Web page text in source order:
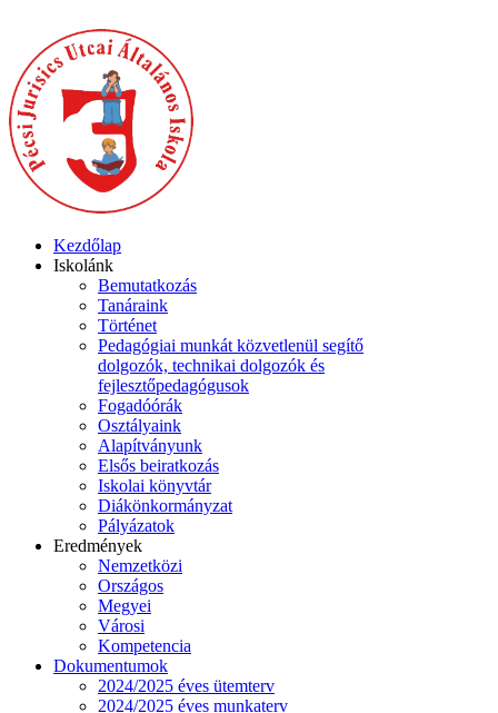
Kezdőlap
Iskolánk
Bemutatkozás
Tanáraink
Történet
Pedagógiai munkát közvetlenül segítő
dolgozók, technikai dolgozók és
fejlesztőpedagógusok
Fogadóórák
Osztályaink
Alapítványunk
Elsős beiratkozás
Iskolai könyvtár
Diákönkormányzat
Pályázatok
Eredmények
Nemzetközi
Országos
Megyei
Városi
Kompetencia
Dokumentumok
2024/2025 éves ütemterv
2024/2025 éves munkaterv